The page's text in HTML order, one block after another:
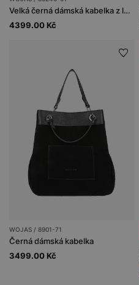
Velká černá dámská kabelka z lakované štípané kůže
4399.00 Kč
WOJAS / 8901-71
Černá dámská kabelka
3499.00 Kč